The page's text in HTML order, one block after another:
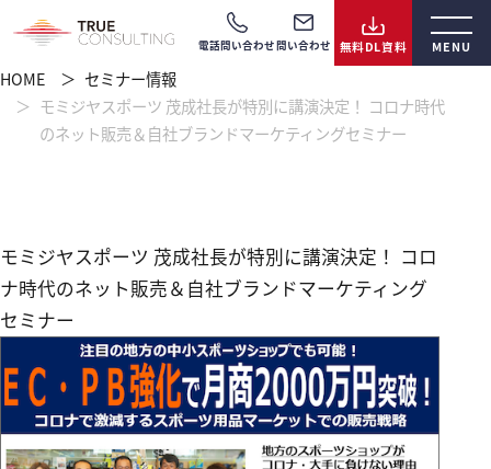
電話問い合わせ問い合わせ
HOME
セミナー情報
モミジヤスポーツ 茂成社長が特別に講演決定！ コロナ時代
のネット販売＆自社ブランドマーケティングセミナー
モミジヤスポーツ 茂成社長が特別に講演決定！ コロ
ナ時代のネット販売＆自社ブランドマーケティング
セミナー